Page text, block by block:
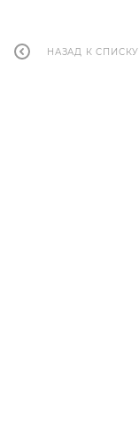
НАЗАД К СПИСКУ